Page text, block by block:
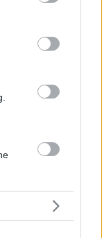
party tags to
below Google